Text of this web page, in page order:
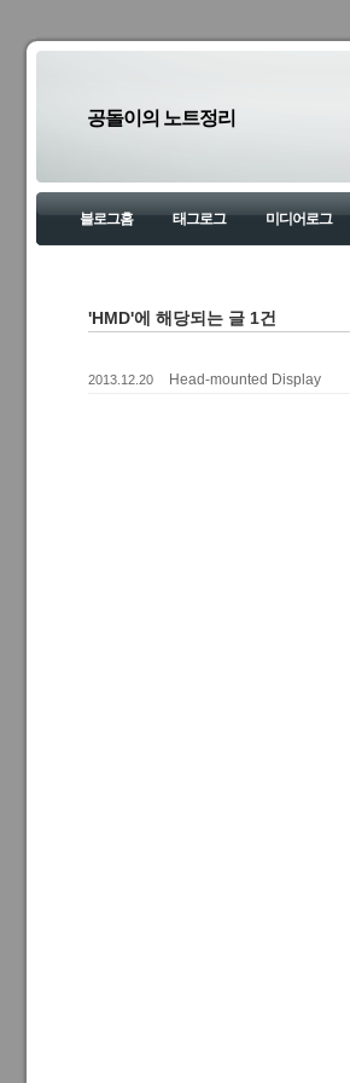
공돌이의 노트정리
블로그홈 태그로그 미디어로그
'HMD'에 해당되는 글 1건
2013.12.20 Head-mounted Display